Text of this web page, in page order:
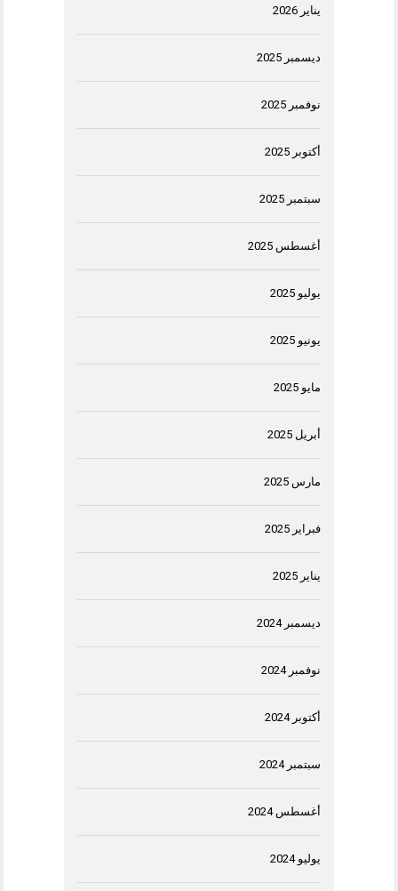
يناير 2026
ديسمبر 2025
نوفمبر 2025
أكتوبر 2025
سبتمبر 2025
أغسطس 2025
يوليو 2025
يونيو 2025
مايو 2025
أبريل 2025
مارس 2025
فبراير 2025
يناير 2025
ديسمبر 2024
نوفمبر 2024
أكتوبر 2024
سبتمبر 2024
أغسطس 2024
يوليو 2024